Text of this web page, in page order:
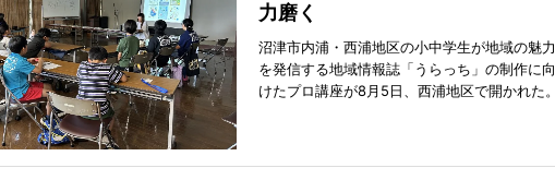
力磨く
沼津市内浦・西浦地区の小中学生が地域の魅力
を発信する地域情報誌「うらっち」の制作に向
けたプロ講座が8月5日、西浦地区で開かれた。